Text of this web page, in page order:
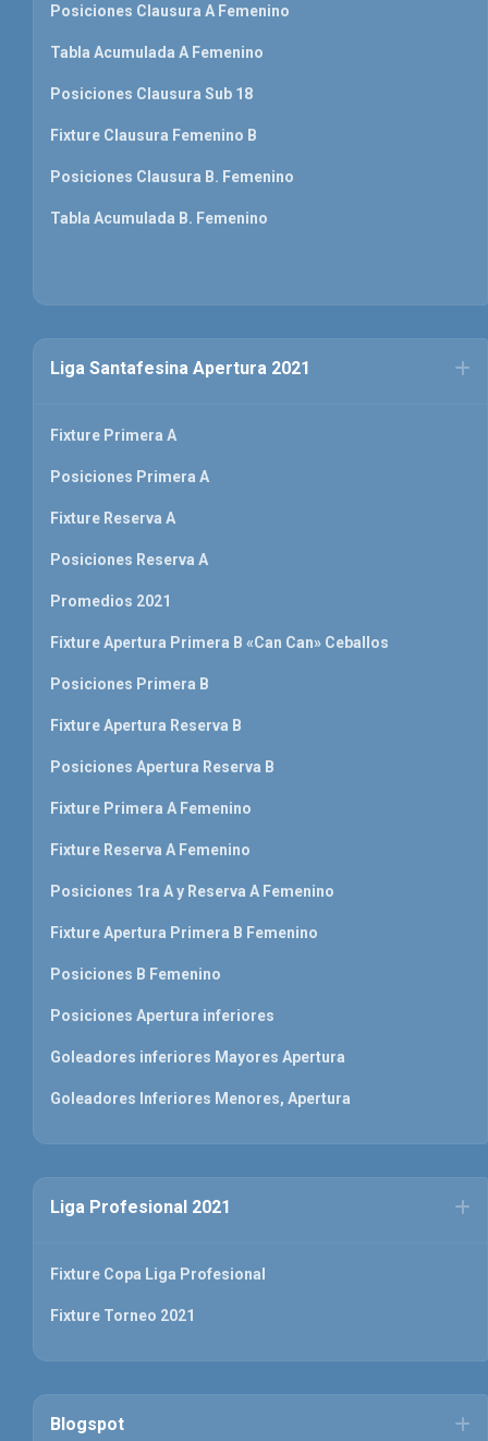
Posiciones Clausura A Femenino
Tabla Acumulada A Femenino
Posiciones Clausura Sub 18
Fixture Clausura Femenino B
Posiciones Clausura B. Femenino
Tabla Acumulada B. Femenino
Liga Santafesina Apertura 2021
Fixture Primera A
Posiciones Primera A
Fixture Reserva A
Posiciones Reserva A
Promedios 2021
Fixture Apertura Primera B «Can Can» Ceballos
Posiciones Primera B
Fixture Apertura Reserva B
Posiciones Apertura Reserva B
Fixture Primera A Femenino
Fixture Reserva A Femenino
Posiciones 1ra A y Reserva A Femenino
Fixture Apertura Primera B Femenino
Posiciones B Femenino
Posiciones Apertura inferiores
Goleadores inferiores Mayores Apertura
Goleadores Inferiores Menores, Apertura
Liga Profesional 2021
Fixture Copa Liga Profesional
Fixture Torneo 2021
Blogspot